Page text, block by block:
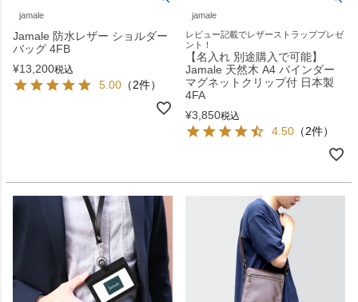
jamale
Jamale 防水レザー ショルダー
バッグ 4FB
¥13,200税込
5.00 （2件）
jamale
レビュー記載でレザーストラッププレゼ
ント！
【名入れ 別途購入で可能】
Jamale 天然木 A4 バインダー
マグネットクリップ付 日本製
4FA
¥3,850税込
4.50 （2件）